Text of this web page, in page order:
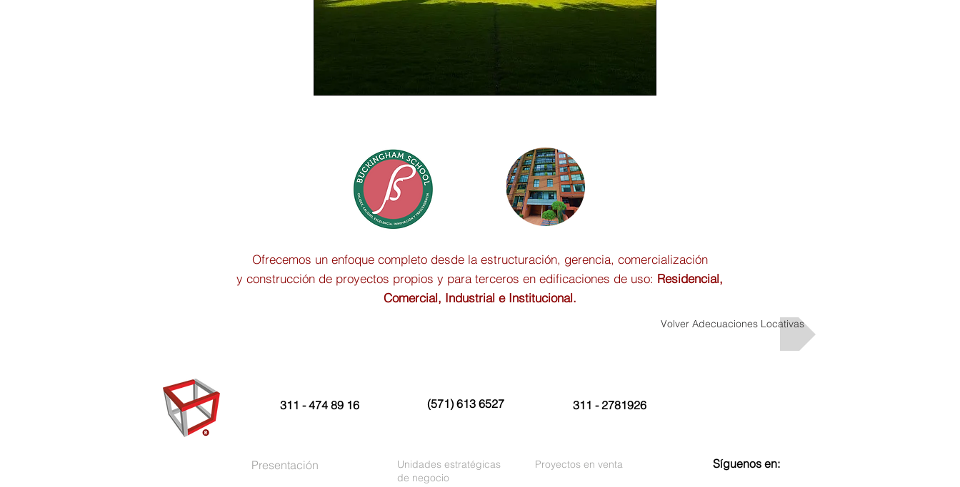
Ofrecemos un enfoque completo desde la estructuración, gerencia, comercialización
y construcción de proyectos propios y para terceros en edificaciones de uso: Residencial,
Comercial, Industrial e Institucional.
Volver Adecuaciones Locativas
311 - 474 89 16 (571) 613 6527 311 - 2781926
Presentación
Unidades estratégicas
de negocio
Proyectos en venta Síguenos en: